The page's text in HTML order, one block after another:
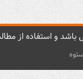
و استفاده از